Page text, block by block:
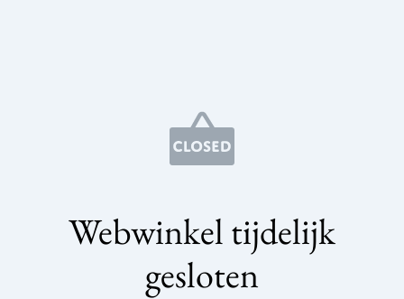
Webwinkel tijdelijk
gesloten